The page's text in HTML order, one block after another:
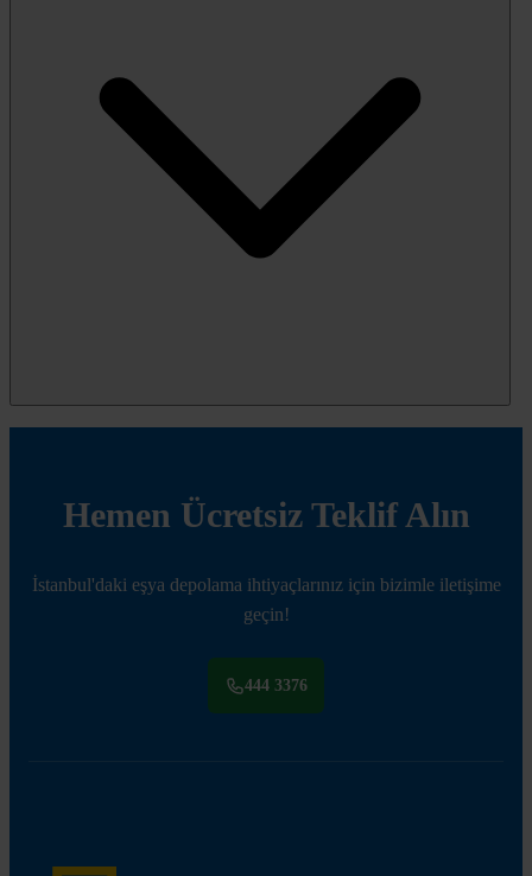
Hemen Ücretsiz Teklif Alın
İstanbul'daki eşya depolama ihtiyaçlarınız için bizimle iletişime
geçin!
444 3376